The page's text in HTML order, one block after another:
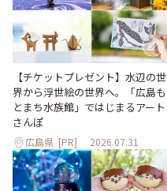
【チケットプレゼント】水辺の世
界から浮世絵の世界へ。「広島も
とまち水族館」ではじまるアート
さんぽ
広島県 [PR] 2026.07.31